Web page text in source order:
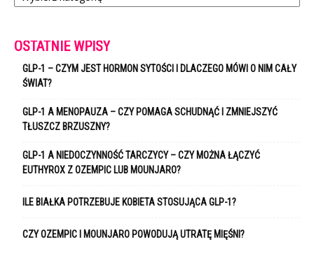
OSTATNIE WPISY
GLP-1 – CZYM JEST HORMON SYTOŚCI I DLACZEGO MÓWI O NIM CAŁY
ŚWIAT?
GLP-1 A MENOPAUZA – CZY POMAGA SCHUDNĄĆ I ZMNIEJSZYĆ
TŁUSZCZ BRZUSZNY?
GLP-1 A NIEDOCZYNNOŚĆ TARCZYCY – CZY MOŻNA ŁĄCZYĆ
EUTHYROX Z OZEMPIC LUB MOUNJARO?
ILE BIAŁKA POTRZEBUJE KOBIETA STOSUJĄCA GLP-1?
CZY OZEMPIC I MOUNJARO POWODUJĄ UTRATĘ MIĘŚNI?